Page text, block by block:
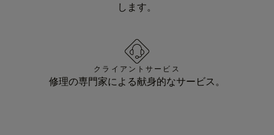
します。
クライアントサービス
修理の専門家による献身的なサービス。